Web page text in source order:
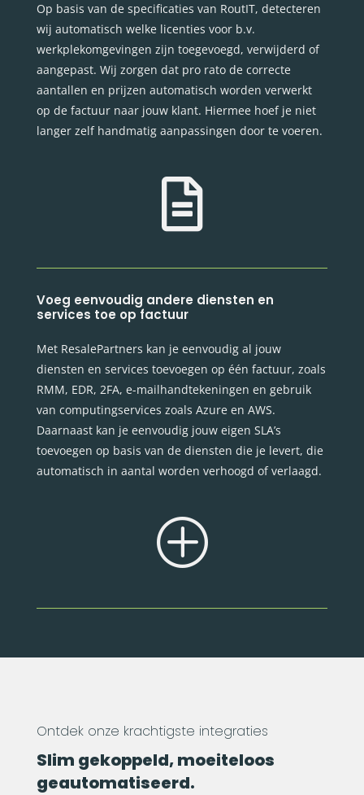
Op basis van de specificaties van RoutIT, detecteren
wij automatisch welke licenties voor b.v.
werkplekomgevingen zijn toegevoegd, verwijderd of
aangepast. Wij zorgen dat pro rato de correcte
aantallen en prijzen automatisch worden verwerkt
op de factuur naar jouw klant. Hiermee hoef je niet
langer zelf handmatig aanpassingen door te voeren.

Voeg eenvoudig andere diensten en
services toe op factuur
Met ResalePartners kan je eenvoudig al jouw
diensten en services toevoegen op één factuur, zoals
RMM, EDR, 2FA, e-mailhandtekeningen en gebruik
van computingservices zoals Azure en AWS.
Daarnaast kan je eenvoudig jouw eigen SLA’s
toevoegen op basis van de diensten die je levert, die
automatisch in aantal worden verhoogd of verlaagd.
P
Ontdek onze krachtigste integraties
Slim gekoppeld, moeiteloos
geautomatiseerd.